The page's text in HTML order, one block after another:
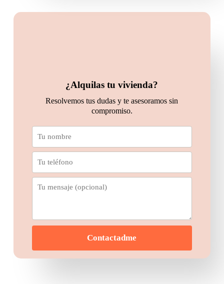
¿Alquilas tu vivienda?
Resolvemos tus dudas y te asesoramos sin
compromiso.